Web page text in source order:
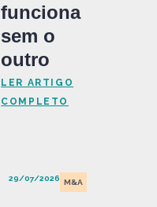
funciona
sem o
outro
LER ARTIGO
COMPLETO
29/07/2026 M&A